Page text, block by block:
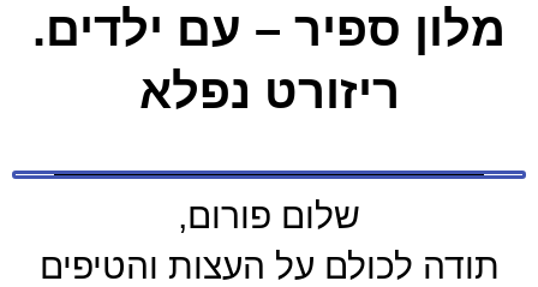
מלון ספיר – עם ילדים.
ריזורט נפלא
שלום פורום,
תודה לכולם על העצות והטיפים